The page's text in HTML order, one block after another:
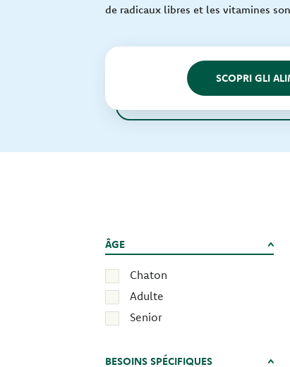
de radicaux libres et les vitamines
SCOPRI GLI
ÂGE
Chaton
Adulte
Senior
BESOINS SPÉCIFIQUES